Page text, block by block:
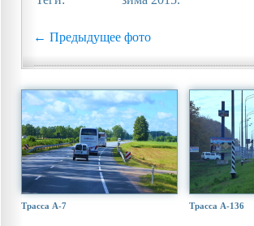
← Предыдущее фото
Трасса А-7 Трасса А-136